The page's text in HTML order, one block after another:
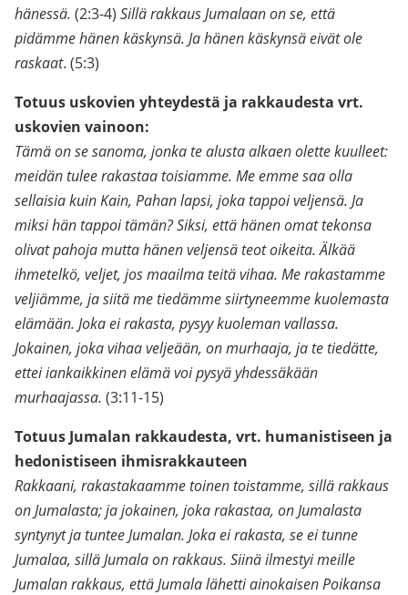
hänessä. (2:3-4) Sillä rakkaus Jumalaan on se, että
pidämme hänen käskynsä. Ja hänen käskynsä eivät ole
raskaat. (5:3)
Totuus uskovien yhteydestä ja rakkaudesta vrt.
uskovien vainoon:
Tämä on se sanoma, jonka te alusta alkaen olette kuulleet:
meidän tulee rakastaa toisiamme. Me emme saa olla
sellaisia kuin Kain, Pahan lapsi, joka tappoi veljensä. Ja
miksi hän tappoi tämän? Siksi, että hänen omat tekonsa
olivat pahoja mutta hänen veljensä teot oikeita. Älkää
ihmetelkö, veljet, jos maailma teitä vihaa. Me rakastamme
veljiämme, ja siitä me tiedämme siirtyneemme kuolemasta
elämään. Joka ei rakasta, pysyy kuoleman vallassa.
Jokainen, joka vihaa veljeään, on murhaaja, ja te tiedätte,
ettei iankaikkinen elämä voi pysyä yhdessäkään
murhaajassa. (3:11-15)
Totuus Jumalan rakkaudesta, vrt. humanistiseen ja
hedonistiseen ihmisrakkauteen
Rakkaani, rakastakaamme toinen toistamme, sillä rakkaus
on Jumalasta; ja jokainen, joka rakastaa, on Jumalasta
syntynyt ja tuntee Jumalan. Joka ei rakasta, se ei tunne
Jumalaa, sillä Jumala on rakkaus. Siinä ilmestyi meille
Jumalan rakkaus, että Jumala lähetti ainokaisen Poikansa